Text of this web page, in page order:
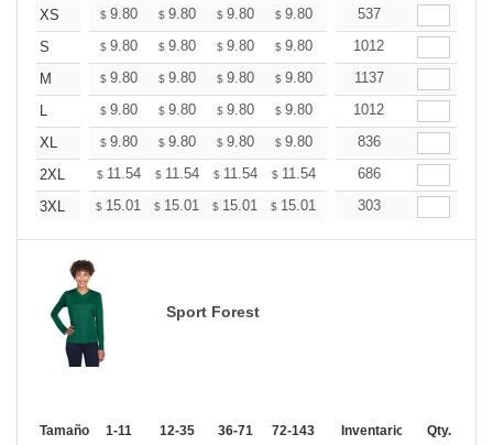
XS $ 9.80 $ 9.80 $ 9.80 $ 9.80 9.80
537
S
$ 9.80 $ 9.80 $ 9.80 $ 9.80 9.80
1012
M
$ 9.80 $ 9.80 $ 9.80 $ 9.80 9.80
1137
L
$ 9.80 $ 9.80 $ 9.80 $ 9.80 9.80
1012
XL
$ 9.80 $ 9.80 $ 9.80 $ 9.80 9.80
836
2XL
$ 11.54 $ 11.54 $ 11.54 $ 11.54 11.54
686
3XL
$ 15.01 $ 15.01 $ 15.01 $ 15.01 15.01
303
Sport Forest
Tamaño 1-11 12-35 36-71 72-143 144-287 288 +
Inventario Qty.